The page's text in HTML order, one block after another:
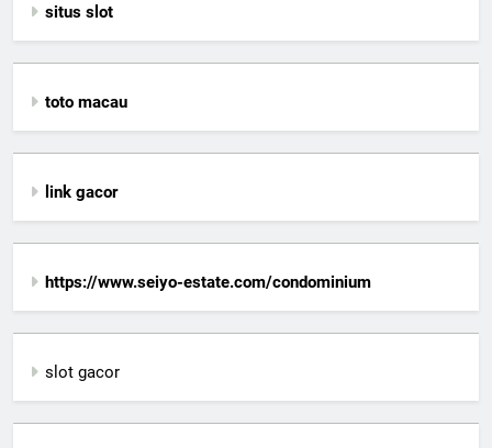
situs slot
toto macau
link gacor
https://www.seiyo-estate.com/condominium
slot gacor